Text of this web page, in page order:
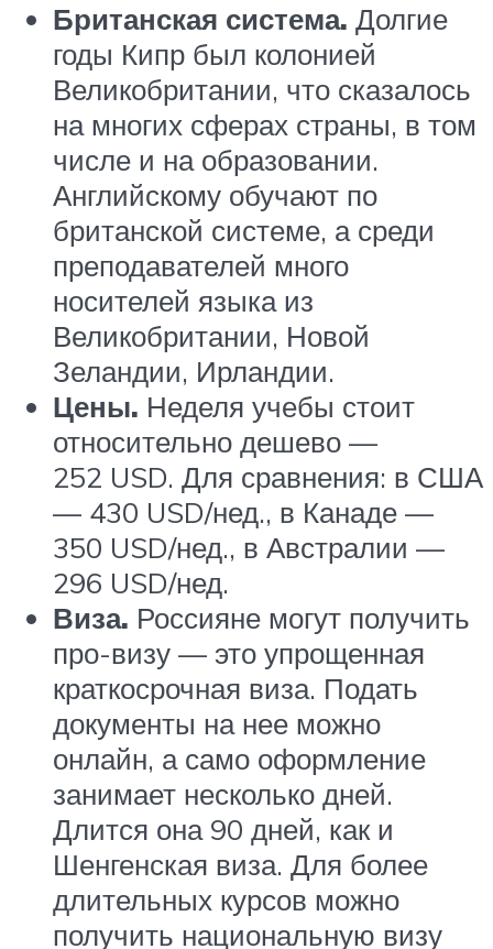
Британская система. Долгие
годы Кипр был колонией
Великобритании, что сказалось
на многих сферах страны, в том
числе и на образовании.
Английскому обучают по
британской системе, а среди
преподавателей много
носителей языка из
Великобритании, Новой
Зеландии, Ирландии.
Цены. Неделя учебы стоит
относительно дешево —
252 USD. Для сравнения: в США
— 430 USD/нед., в Канаде —
350 USD/нед., в Австралии —
296 USD/нед.
Виза. Россияне могут получить
про-визу — это упрощенная
краткосрочная виза. Подать
документы на нее можно
онлайн, а само оформление
занимает несколько дней.
Длится она 90 дней, как и
Шенгенская виза. Для более
длительных курсов можно
получить национальную визу